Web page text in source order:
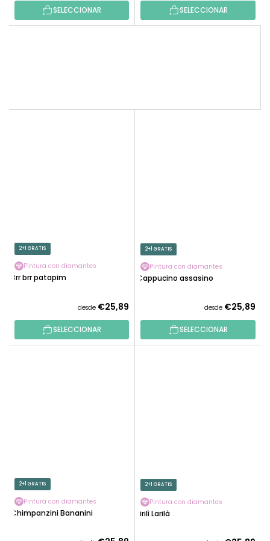
SELECCIONAR SELECCIONAR
2+1 GRATIS
Pintura con diamantes
Brr brr patapim
desde €25,89
SELECCIONAR
2+1 GRATIS
Pintura con diamantes
Cappucino assasino
desde €25,89
SELECCIONAR
2+1 GRATIS
Pintura con diamantes
Chimpanzini Bananini
2+1 GRATIS
Pintura con diamantes
Lirilì Larilà